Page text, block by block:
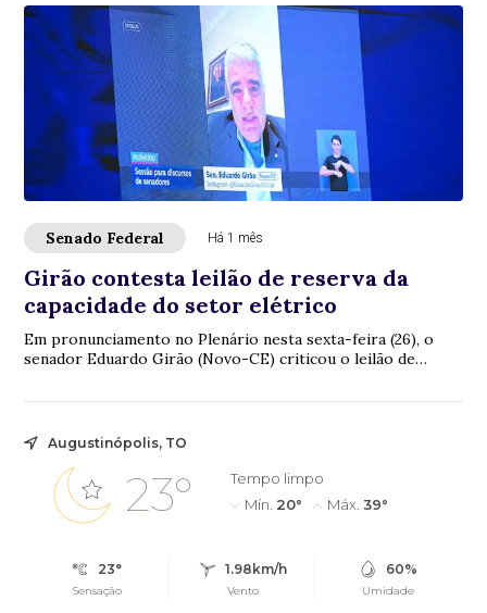
Senado Federal Há 1 mês
Girão contesta leilão de reserva da
capacidade do setor elétrico
Em pronunciamento no Plenário nesta sexta-feira (26), o
senador Eduardo Girão (Novo-CE) criticou o leilão de
Augustinópolis, TO
23°
Tempo limpo
Mín. 20° Máx. 39°
23°
Sensação
1.98km/h
Vento
60%
Umidade